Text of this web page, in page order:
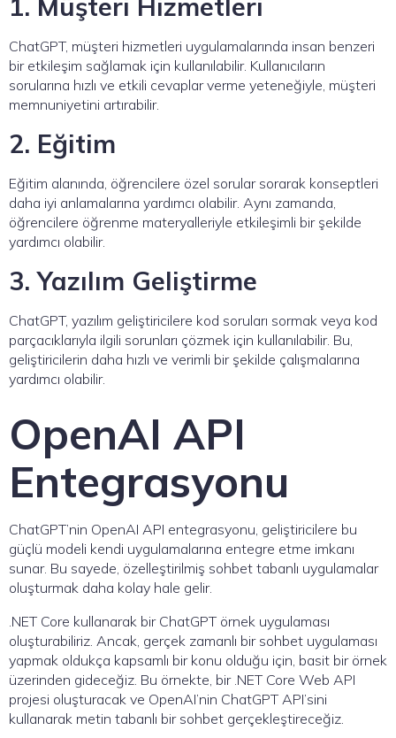
ChatGPT, müşteri hizmetleri uygulamalarında insan benzeri
bir etkileşim sağlamak için kullanılabilir. Kullanıcıların
sorularına hızlı ve etkili cevaplar verme yeteneğiyle, müşteri
memnuniyetini artırabilir.
2. Eğitim
Eğitim alanında, öğrencilere özel sorular sorarak konseptleri
daha iyi anlamalarına yardımcı olabilir. Aynı zamanda,
öğrencilere öğrenme materyalleriyle etkileşimli bir şekilde
yardımcı olabilir.
3. Yazılım Geliştirme
ChatGPT, yazılım geliştiricilere kod soruları sormak veya kod
parçacıklarıyla ilgili sorunları çözmek için kullanılabilir. Bu,
geliştiricilerin daha hızlı ve verimli bir şekilde çalışmalarına
yardımcı olabilir.
OpenAI API
Entegrasyonu
ChatGPT’nin OpenAI API entegrasyonu, geliştiricilere bu
güçlü modeli kendi uygulamalarına entegre etme imkanı
sunar. Bu sayede, özelleştirilmiş sohbet tabanlı uygulamalar
oluşturmak daha kolay hale gelir.
.NET Core kullanarak bir ChatGPT örnek uygulaması
oluşturabiliriz. Ancak, gerçek zamanlı bir sohbet uygulaması
yapmak oldukça kapsamlı bir konu olduğu için, basit bir örnek
üzerinden gideceğiz. Bu örnekte, bir .NET Core Web API
projesi oluşturacak ve OpenAI’nin ChatGPT API’sini
kullanarak metin tabanlı bir sohbet gerçekleştireceğiz.